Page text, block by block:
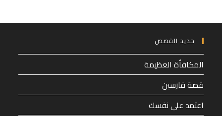
جديد القصص
المكافأة العظيمة
قصة فارسين
اعتمد على نفسك